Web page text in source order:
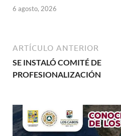
6 agosto, 2026
ARTÍCULO ANTERIOR
SE INSTALÓ COMITÉ DE
PROFESIONALIZACIÓN